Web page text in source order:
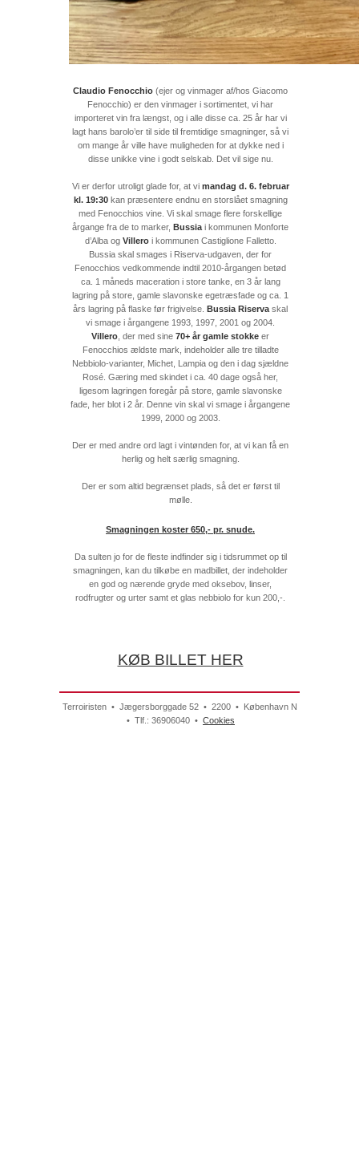
Claudio Fenocchio (ejer og vinmager af/hos Giacomo
Fenocchio) er den vinmager i sortimentet, vi har
importeret vin fra længst, og i alle disse ca. 25 år har vi
lagt hans barolo’er til side til fremtidige smagninger, så vi
om mange år ville have muligheden for at dykke ned i
disse unikke vine i godt selskab. Det vil sige nu.
Vi er derfor utroligt glade for, at vi mandag d. 6. februar
kl. 19:30kan præsentere endnu en storslået smagning
med Fenocchios vine. Vi skal smage flere forskellige
årgange fra de to marker, Bussia i kommunen Monforte
d’Alba og Villeroi kommunen Castiglione Falletto.
Bussia skal smages i Riserva-udgaven, der for
Fenocchios vedkommende indtil 2010-årgangen betød
ca. 1 måneds maceration i store tanke, en 3 år lang
lagring på store, gamle slavonske egetræsfade og ca. 1
års lagring på flaske før frigivelse.
Bussia Riserva skal
vi smage i årgangene 1993, 1997, 2001 og 2004.
Villero , der med sine 70+ år gamle stokke er
Fenocchios ældste mark, indeholder alle tre tilladte
Nebbiolo-varianter, Michet, Lampia og den i dag sjældne
Rosé. Gæring med skindet i ca. 40 dage også her,
ligesom lagringen foregår på store, gamle slavonske
fade, her blot i 2 år. Denne vin skal vi smage i årgangene
1999, 2000 og 2003.
Der er med andre ord lagt i vintønden for, at vi kan få en
herlig og helt særlig smagning.
Der er som altid begrænset plads, så det er først til
mølle.
Smagningen koster 650,- pr. snude.
Da sulten jo for de fleste indfinder sig i tidsrummet op til
smagningen, kan du tilkøbe en madbillet, der indeholder
en god og nærende gryde med oksebov, linser,
rodfrugter og urter samt et glas nebbiolo for kun 200,-.
KØB BILLET HER
Terroiristen • Jægersborggade 52 • 2200 • København N
• Tlf.: 36906040 • Cookies